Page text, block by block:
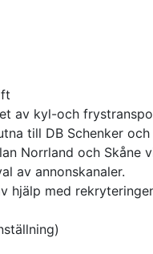
av kyl-och
till DB Schenker
Norrland och Skåne
av annonskanaler.
hjälp med